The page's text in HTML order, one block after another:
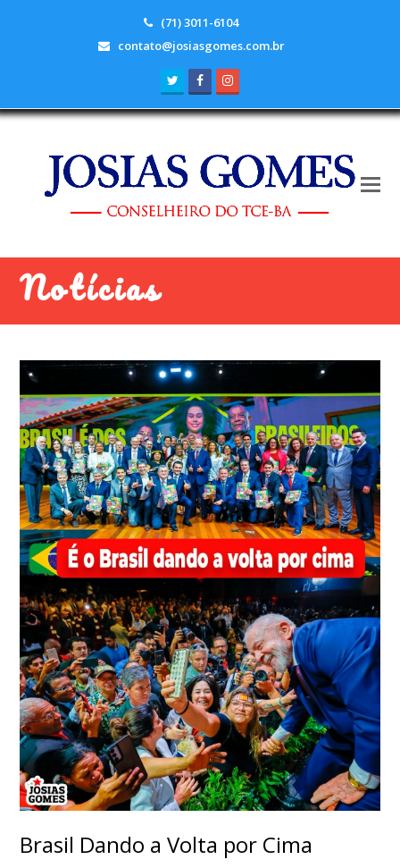
(71) 3011-6104
contato@josiasgomes.com.br
TwitterFacebook
Notícias
Brasil Dando a Volta por Cima